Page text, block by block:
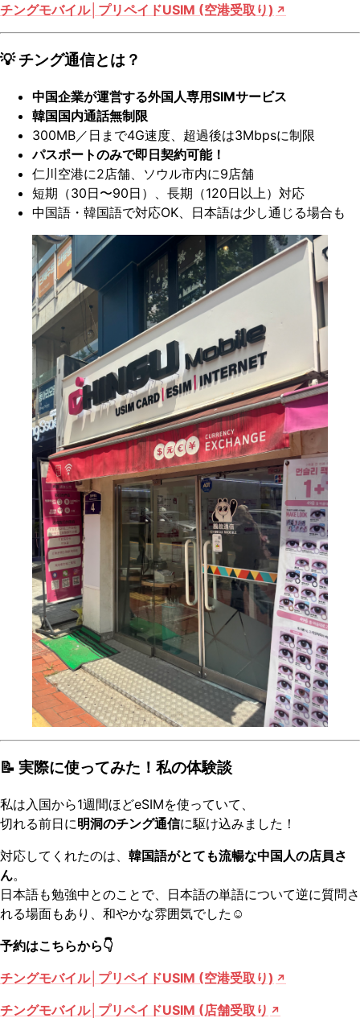
チングモバイル│プリペイドUSIM (空港受取り)
💡 チング通信とは？
中国企業が運営する外国人専用SIMサービス
韓国国内通話無制限
300MB／日まで4G速度、超過後は3Mbpsに制限
パスポートのみで即日契約可能！
仁川空港に2店舗、ソウル市内に9店舗
短期（30日〜90日）、長期（120日以上）対応
中国語・韓国語で対応OK、日本語は少し通じる場合も
📝 実際に使ってみた！私の体験談
私は入国から1週間ほどeSIMを使っていて、
切れる前日に明洞のチング通信に駆け込みました！
対応してくれたのは、 韓国語がとても流暢な中国人の店員さ
ん。
日本語も勉強中とのことで、日本語の単語について逆に質問さ
れる場面もあり、和やかな雰囲気でした☺️
予約はこちらから👇
チングモバイル│プリペイドUSIM (空港受取り)
チングモバイル│プリペイドUSIM (店舗受取り